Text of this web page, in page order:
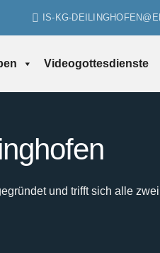
IS-KG-
Videogottesdienste
und trifft sich alle